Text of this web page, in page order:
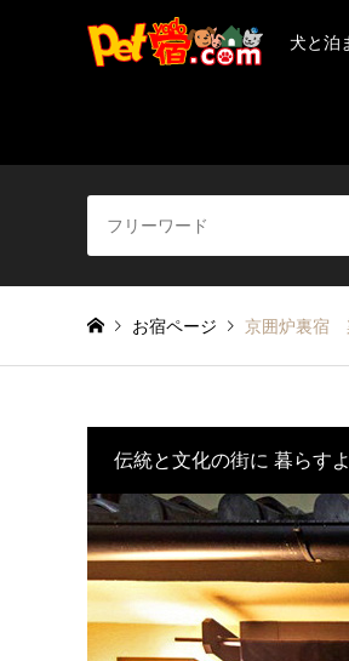
犬と泊
お宿ページ 京囲炉裏宿
伝統と文化の街に 暮らす